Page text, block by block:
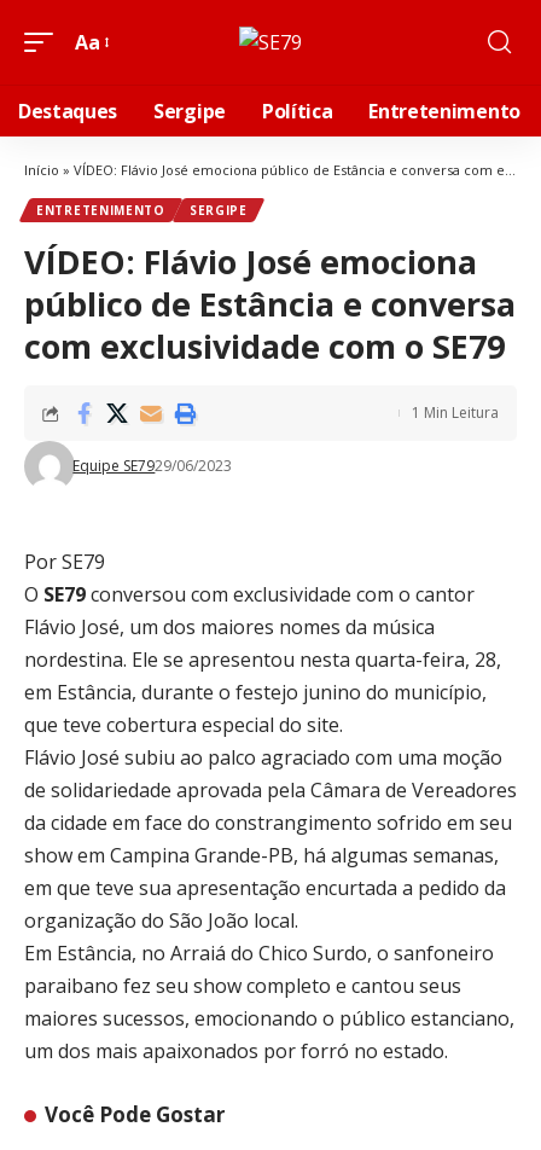
Aa
Destaques Sergipe Política Entretenimento
Início » VÍDEO: Flávio José emociona público de Estância e conversa com exclusividade com o SE79
ENTRETENIMENTO SERGIPE
VÍDEO: Flávio José emociona
público de Estância e conversa
com exclusividade com o SE79
Equipe SE7929/06/2023
1 Min Leitura
Por SE79
O SE79conversou com exclusividade com o cantor
Flávio José, um dos maiores nomes da música
nordestina. Ele se apresentou nesta quarta-feira, 28,
em Estância, durante o festejo junino do município,
que teve cobertura especial do site.
Flávio José subiu ao palco agraciado com uma moção
de solidariedade aprovada pela Câmara de Vereadores
da cidade em face do constrangimento sofrido em seu
show em Campina Grande-PB, há algumas semanas,
em que teve sua apresentação encurtada a pedido da
organização do São João local.
Em Estância, no Arraiá do Chico Surdo, o sanfoneiro
paraibano fez seu show completo e cantou seus
maiores sucessos, emocionando o público estanciano,
um dos mais apaixonados por forró no estado.
Você Pode Gostar